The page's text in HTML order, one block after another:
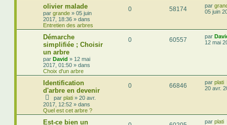
olivier malade
par grande » 05 juin
2017, 18:36 » dans
Entretien des arbres
0 58174 par
05 juin
Démarche
simplifiée ; Choisir
un arbre
par David » 12 mai
2017, 01:50 » dans
Choix d'un arbre
0 60557 par
12 mai
Identification
d'arbre en devenir
par plati » 20 avr.
2017, 12:52 » dans
Quel est cet arbre ?
0 66846 par plati
20 avr.
Est-ce bien un
par plati